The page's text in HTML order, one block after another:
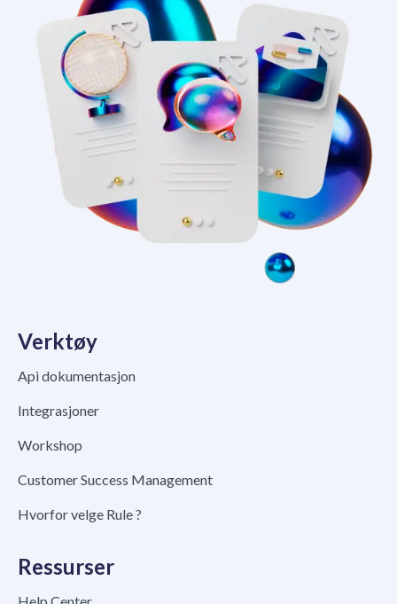
Verktøy
Api dokumentasjon
Integrasjoner
Workshop
Customer Success Management
Hvorfor velge Rule ?
Ressurser